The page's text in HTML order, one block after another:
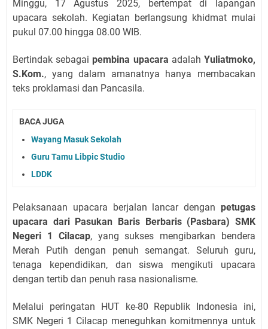
Minggu, 17 Agustus 2025, bertempat di lapangan
upacara sekolah. Kegiatan berlangsung khidmat mulai
pukul 07.00 hingga 08.00 WIB.
Bertindak sebagaipembina upacara adalahYuliatmoko,
S.Kom., yang dalam amanatnya hanya membacakan
teks proklamasi dan Pancasila.
BACA JUGA
Wayang Masuk Sekolah
Guru Tamu Libpic Studio
LDDK
Pelaksanaan upacara berjalan lancar dengan petugas
upacara dari Pasukan Baris Berbaris (Pasbara) SMK
Negeri 1 Cilacap, yang sukses mengibarkan bendera
Merah Putih dengan penuh semangat. Seluruh guru,
tenaga kependidikan, dan siswa mengikuti upacara
dengan tertib dan penuh rasa nasionalisme.
Melalui peringatan HUT ke-80 Republik Indonesia ini,
SMK Negeri 1 Cilacap meneguhkan komitmennya untuk